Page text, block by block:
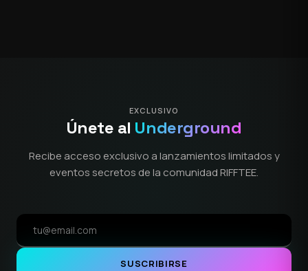
EXCLUSIVO
Únete al Underground
Recibe acceso exclusivo a lanzamientos limitados y
eventos secretos de la comunidad RIFFTEE.
SUSCRIBIRSE